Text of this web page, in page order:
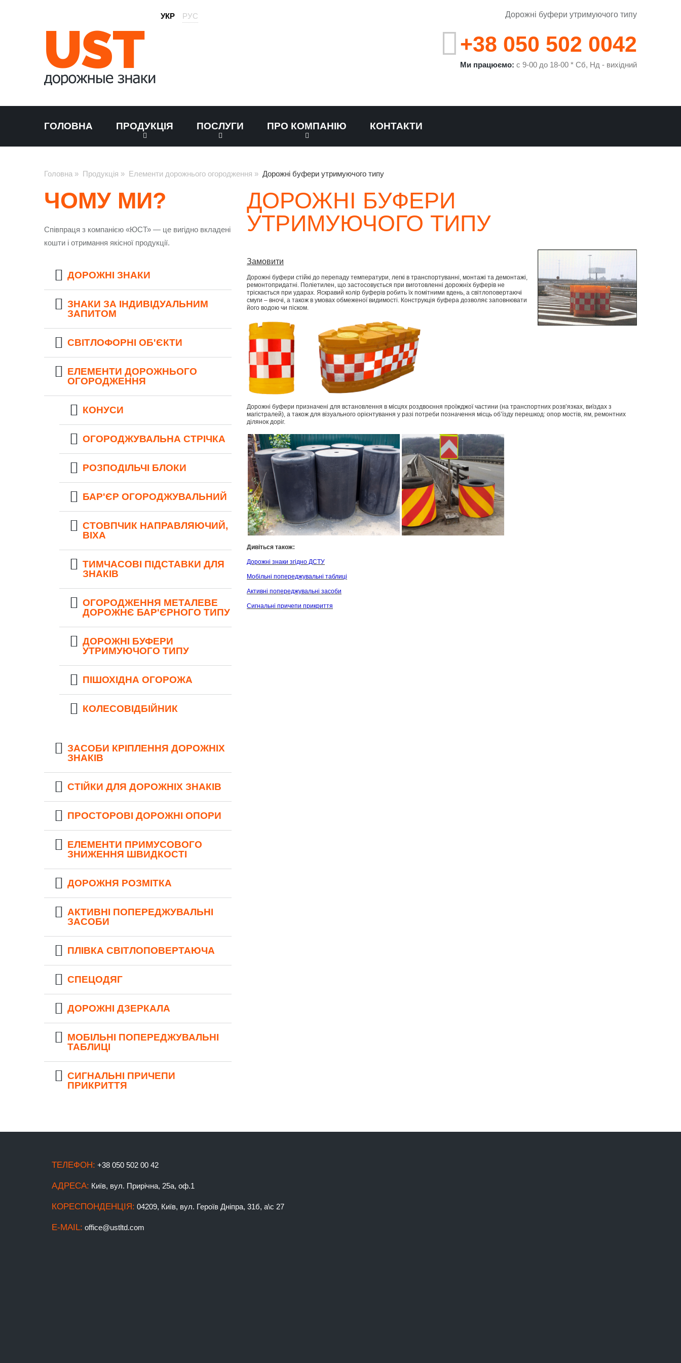
Дорожні буфери утримуючого типу
РУС
УКР
+38 050 502 0042
Ми працюємо: с 9-00 до 18-00 * Сб, Нд - вихідний
ГОЛОВНА ПРОДУКЦІЯ ПОСЛУГИ ПРО КОМПАНІЮ КОНТАКТИ
Головна » Продукція » Елементи дорожнього огородження » Дорожні буфери утримуючого типу
ЧОМУ МИ?
Співпраця з компанією «ЮСТ» — це вигідно вкладені
кошти і отримання якісної продукції.
ДОРОЖНІ ЗНАКИ
ЗНАКИ ЗА ІНДИВІДУАЛЬНИМ
ЗАПИТОМ
СВІТЛОФОРНІ ОБ'ЄКТИ
ЕЛЕМЕНТИ ДОРОЖНЬОГО
ОГОРОДЖЕННЯ
КОНУСИ
ОГОРОДЖУВАЛЬНА СТРІЧКА
РОЗПОДІЛЬЧІ БЛОКИ
БАР'ЄР ОГОРОДЖУВАЛЬНИЙ
СТОВПЧИК НАПРАВЛЯЮЧИЙ,
ВІХА
ТИМЧАСОВІ ПІДСТАВКИ ДЛЯ
ЗНАКІВ
ОГОРОДЖЕННЯ МЕТАЛЕВЕ
ДОРОЖНЄ БАР'ЄРНОГО ТИПУ
ДОРОЖНІ БУФЕРИ
УТРИМУЮЧОГО ТИПУ
ПІШОХІДНА ОГОРОЖА
КОЛЕСОВІДБІЙНИК
ЗАСОБИ КРІПЛЕННЯ ДОРОЖНІХ
ЗНАКІВ
СТІЙКИ ДЛЯ ДОРОЖНІХ ЗНАКІВ
ПРОСТОРОВІ ДОРОЖНІ ОПОРИ
ЕЛЕМЕНТИ ПРИМУСОВОГО
ЗНИЖЕННЯ ШВИДКОСТІ
ДОРОЖНЯ РОЗМІТКА
АКТИВНІ ПОПЕРЕДЖУВАЛЬНІ
ЗАСОБИ
ПЛІВКА СВІТЛОПОВЕРТАЮЧА
СПЕЦОДЯГ
ДОРОЖНІ ДЗЕРКАЛА
МОБІЛЬНІ ПОПЕРЕДЖУВАЛЬНІ
ТАБЛИЦІ
СИГНАЛЬНІ ПРИЧЕПИ
ПРИКРИТТЯ
ДОРОЖНІ БУФЕРИ
УТРИМУЮЧОГО ТИПУ
Замовити
Дорожні буфери стійкі до перепаду температури, легкі в транспортуванні, монтажі та демонтажі,
ремонтопридатні. Поліетилен, що застосовується при виготовленні дорожніх буферів не
тріскається при ударах. Яскравий колір буферів робить їх помітними вдень, а світлоповертаючі
смуги – вночі, а також в умовах обмеженої видимості. Конструкція буфера дозволяє заповнювати
його водою чи піском.
Дорожні буфери призначені для встановлення в місцях роздвоєння проїжджої частини (на транспортних розв’язках, виїздах з
магістралей), а також для візуального орієнтування у разі потреби позначення місць об’їзду перешкод: опор мостів, ям, ремонтних
ділянок доріг.
Дивіться також:
Дорожні знаки згідно ДСТУ
Мобільні попереджувальні таблиці
Активні попереджувальні засоби
Сигнальні причепи прикриття
ТЕЛЕФОН: +38 050 502 00 42
АДРЕСА: Київ, вул. Прирічна, 25а, оф.1
КОРЕСПОНДЕНЦІЯ: 04209, Київ, вул. Героїв Дніпра, 31б, а\с 27
E-MAIL: office@ustltd.com